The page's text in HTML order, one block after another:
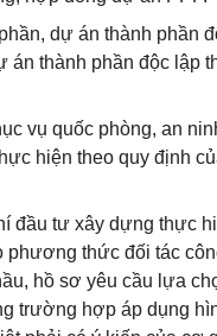
dự án thành phần
thành phần độc lập
vụ quốc phòng, an
hiện theo quy định
đầu tư xây dựng thực
phương thức đối tác
hồ sơ yêu cầu lựa
trường hợp áp dụng